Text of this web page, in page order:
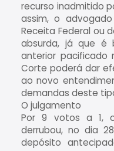
recurso inadmitido
assim, o
Receita Federal ou
absurda, já que é
anterior pacificado
Corte poderá dar
ao novo
demandas deste
O julgamento
Por 9 votos a 1, o
derrubou, no dia
depósito